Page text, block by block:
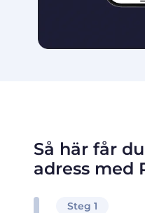
Så här får
adress med
Steg 1